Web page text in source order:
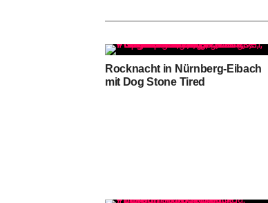
Rocknacht in Nürnberg-Eibach
mit Dog Stone Tired